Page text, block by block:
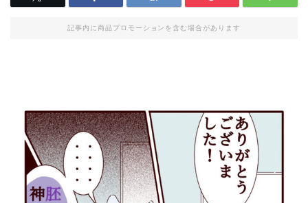
記事内に商品プロモーションを含む場合があります